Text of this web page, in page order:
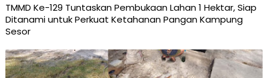
TMMD Ke-129 Tuntaskan Pembukaan Lahan 1 Hektar, Siap
Ditanami untuk Perkuat Ketahanan Pangan Kampung
Sesor